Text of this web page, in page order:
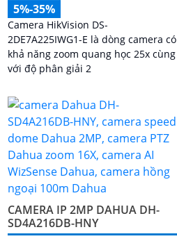
5%-35%
Camera HikVision DS-
2DE7A225IWG1-E là dòng camera có
khả năng zoom quang học 25x cùng
với độ phân giải 2
CAMERA IP 2MP DAHUA DH-
SD4A216DB-HNY